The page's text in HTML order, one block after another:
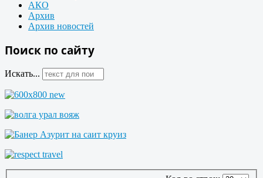
АКО
Архив
Архив новостей
Поиск по сайту
Искать...